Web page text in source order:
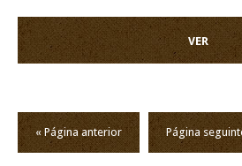
VER
« Página anterior Página